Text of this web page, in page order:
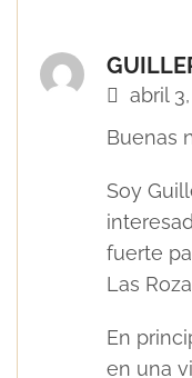
Cerrajería en
Cosas y la IA
abril
Buenas
Soy
fuerte
Las
En
en una